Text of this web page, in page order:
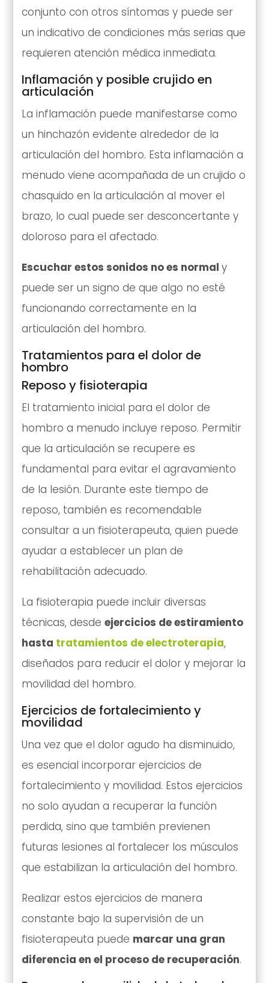
conjunto con otros síntomas y puede ser
un indicativo de condiciones más serias que
requieren atención médica inmediata.
Inflamación y posible crujido en
articulación
La inflamación puede manifestarse como
un hinchazón evidente alrededor de la
articulación del hombro. Esta inflamación a
menudo viene acompañada de un crujido o
chasquido en la articulación al mover el
brazo, lo cual puede ser desconcertante y
doloroso para el afectado.
Escuchar estos sonidos no es normal y
puede ser un signo de que algo no esté
funcionando correctamente en la
articulación del hombro.
Tratamientos para el dolor de
hombro
Reposo y fisioterapia
El tratamiento inicial para el dolor de
hombro a menudo incluye reposo. Permitir
que la articulación se recupere es
fundamental para evitar el agravamiento
de la lesión. Durante este tiempo de
reposo, también es recomendable
consultar a un fisioterapeuta, quien puede
ayudar a establecer un plan de
rehabilitación adecuado.
La fisioterapia puede incluir diversas
técnicas, desde ejercicios de estiramiento
hasta tratamientos de electroterapia,
diseñados para reducir el dolor y mejorar la
movilidad del hombro.
Ejercicios de fortalecimiento y
movilidad
Una vez que el dolor agudo ha disminuido,
es esencial incorporar ejercicios de
fortalecimiento y movilidad. Estos ejercicios
no solo ayudan a recuperar la función
perdida, sino que también previenen
futuras lesiones al fortalecer los músculos
que estabilizan la articulación del hombro.
Realizar estos ejercicios de manera
constante bajo la supervisión de un
fisioterapeuta puede marcar una gran
diferencia en el proceso de recuperación.